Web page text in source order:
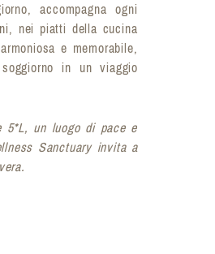
accompagna ogni
nei piatti della cucina
e memorabile,
in un viaggio
5*L, un luogo di pace e
Sanctuary invita a